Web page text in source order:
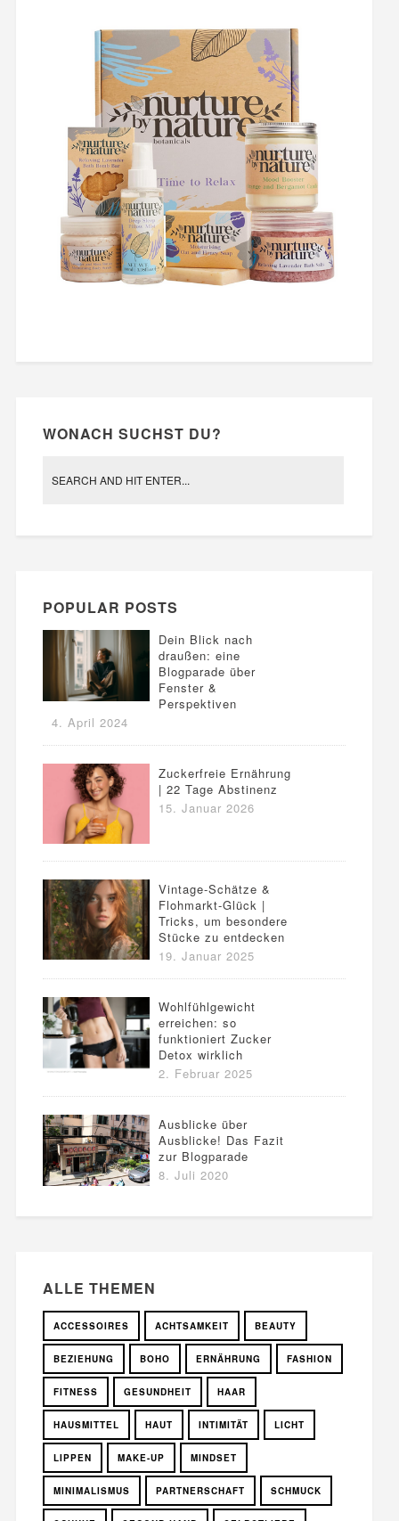
WONACH SUCHST DU?
POPULAR POSTS
Dein Blick nach
draußen: eine
Blogparade über
Fenster &
Perspektiven
4. April 2024
Zuckerfreie Ernährung
| 22 Tage Abstinenz
15. Januar 2026
Vintage-Schätze &
Flohmarkt-Glück |
Tricks, um besondere
Stücke zu entdecken
19. Januar 2025
Wohlfühlgewicht
erreichen: so
funktioniert Zucker
Detox wirklich
2. Februar 2025
Ausblicke über
Ausblicke! Das Fazit
zur Blogparade
8. Juli 2020
ALLE THEMEN
ACCESSOIRES ACHTSAMKEIT BEAUTY
BEZIEHUNG BOHO ERNÄHRUNG FASHION
FITNESS GESUNDHEIT HAAR
HAUSMITTEL HAUT INTIMITÄT LICHT
LIPPEN MAKE-UP MINDSET
MINIMALISMUS PARTNERSCHAFT SCHMUCK